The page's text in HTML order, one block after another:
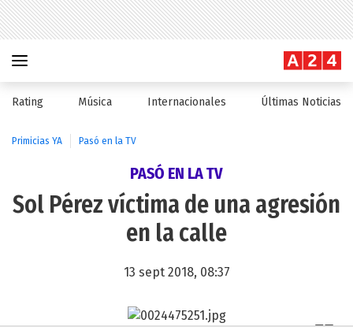
Rating Música Internacionales Últimas Noticias
Primicias YA Pasó en la TV
PASÓ EN LA TV
Sol Pérez víctima de una agresión
en la calle
13 sept 2018, 08:37